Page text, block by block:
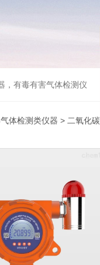
，有毒有害气体检测仪
体检测类仪器 > 二氧化